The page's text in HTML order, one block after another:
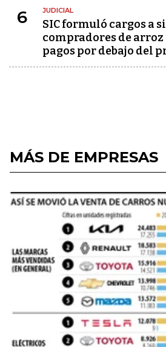
6 JUDICIAL
SIC formuló cargos a
compradores de
pagos por debajo del
MÁS DE EMPRESAS